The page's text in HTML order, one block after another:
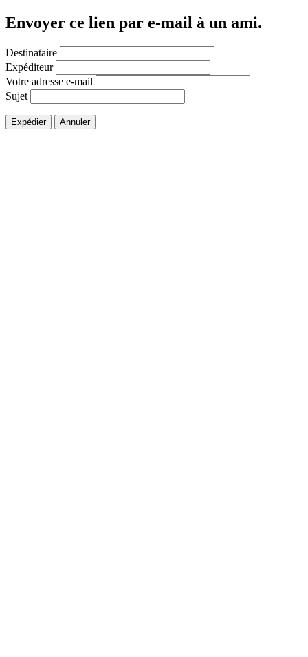
Envoyer ce lien par e-mail à un ami.
Destinataire
Expéditeur
Votre adresse e-mail
Sujet
Expédier Annuler